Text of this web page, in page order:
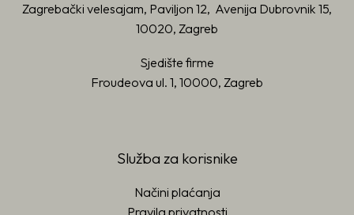
Zagrebački velesajam, Paviljon 12, Avenija Dubrovnik 15,
10020, Zagreb
Sjedište firme
Froudeova ul. 1, 10000, Zagreb
Služba za korisnike
Načini plaćanja